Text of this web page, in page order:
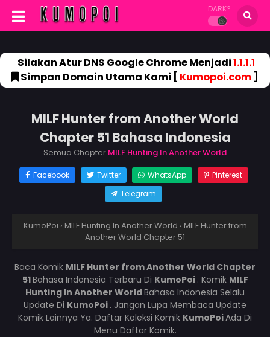
DARK?
Silakan Atur DNS Google Chrome Menjadi1.1.1.1
Simpan Domain Utama Kami [ Kumopoi.com]
MILF Hunter from Another World
Chapter 51 Bahasa Indonesia
Semua Chapter MILF Hunting In Another World
Facebook Twitter WhatsApp
Pinterest
Telegram
KumoPoi › MILF Hunting In Another World › MILF Hunter from
Another World Chapter 51
Baca Komik MILF Hunter from Another World Chapter
51Bahasa Indonesia Terbaru Di KumoPoi . Komik MILF
Hunting In Another WorldBahasa Indonesia Selalu
Update Di KumoPoi . Jangan Lupa Membaca Update
Komik Lainnya Ya. Daftar Koleksi Komik KumoPoiAda Di
Menu Daftar Komik.